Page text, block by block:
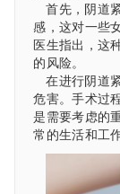
首先，阴道
感，这对一些
医生指出，这
的风险。
在进行阴道
危害。手术过
是需要考虑的
常的生活和工